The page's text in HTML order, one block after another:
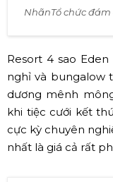
Tổ chức đám cưới
với nắng ươm
khung cảnh thơ
biến câu chuyện
đây còn có đại